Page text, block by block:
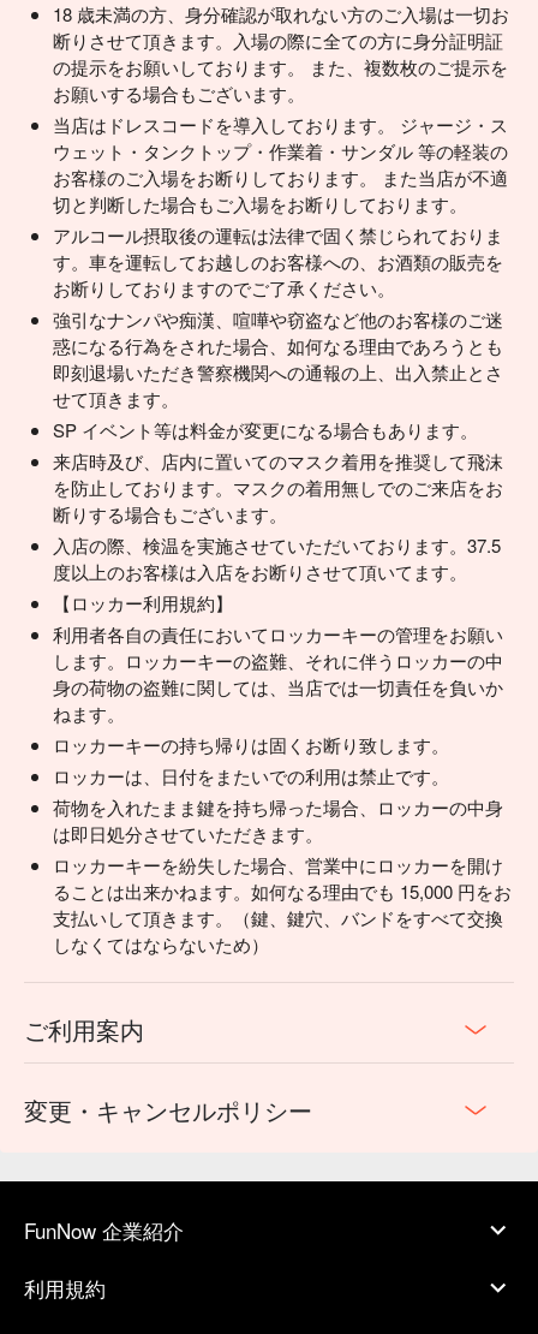
18 歳未満の方、身分確認が取れない方のご入場は一切お
断りさせて頂きます。入場の際に全ての方に身分証明証
の提示をお願いしております。 また、複数枚のご提示を
お願いする場合もございます。
当店はドレスコードを導入しております。 ジャージ・ス
ウェット・タンクトップ・作業着・サンダル 等の軽装の
お客様のご入場をお断りしております。 また当店が不適
切と判断した場合もご入場をお断りしております。
アルコール摂取後の運転は法律で固く禁じられておりま
す。車を運転してお越しのお客様への、お酒類の販売を
お断りしておりますのでご了承ください。
強引なナンパや痴漢、喧嘩や窃盗など他のお客様のご迷
惑になる行為をされた場合、如何なる理由であろうとも
即刻退場いただき警察機関への通報の上、出入禁止とさ
せて頂きます。
SP イベント等は料金が変更になる場合もあります。
来店時及び、店内に置いてのマスク着用を推奨して飛沫
を防止しております。マスクの着用無しでのご来店をお
断りする場合もございます。
入店の際、検温を実施させていただいております。37.5
度以上のお客様は入店をお断りさせて頂いてます。
【ロッカー利用規約】
利用者各自の責任においてロッカーキーの管理をお願い
します。ロッカーキーの盗難、それに伴うロッカーの中
身の荷物の盗難に関しては、当店では一切責任を負いか
ねます。
ロッカーキーの持ち帰りは固くお断り致します。
ロッカーは、日付をまたいでの利用は禁止です。
荷物を入れたまま鍵を持ち帰った場合、ロッカーの中身
は即日処分させていただきます。
ロッカーキーを紛失した場合、営業中にロッカーを開け
ることは出来かねます。如何なる理由でも 15,000 円をお
支払いして頂きます。（鍵、鍵穴、バンドをすべて交換
しなくてはならないため）
ご利用案内
変更・キャンセルポリシー
FunNow 企業紹介
利用規約